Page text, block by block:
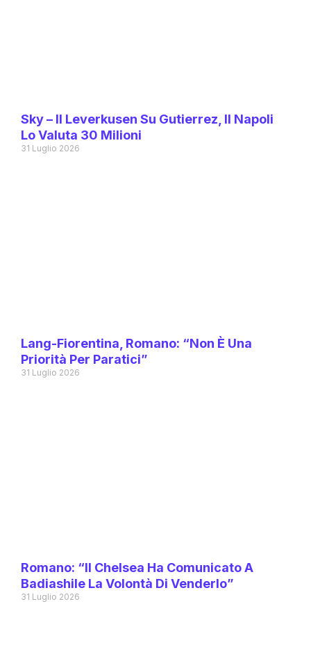
Sky – Il Leverkusen Su Gutierrez, Il Napoli
Lo Valuta 30 Milioni
31 Luglio 2026
Lang-Fiorentina, Romano: “Non È Una
Priorità Per Paratici”
31 Luglio 2026
Romano: “Il Chelsea Ha Comunicato A
Badiashile La Volontà Di Venderlo”
31 Luglio 2026